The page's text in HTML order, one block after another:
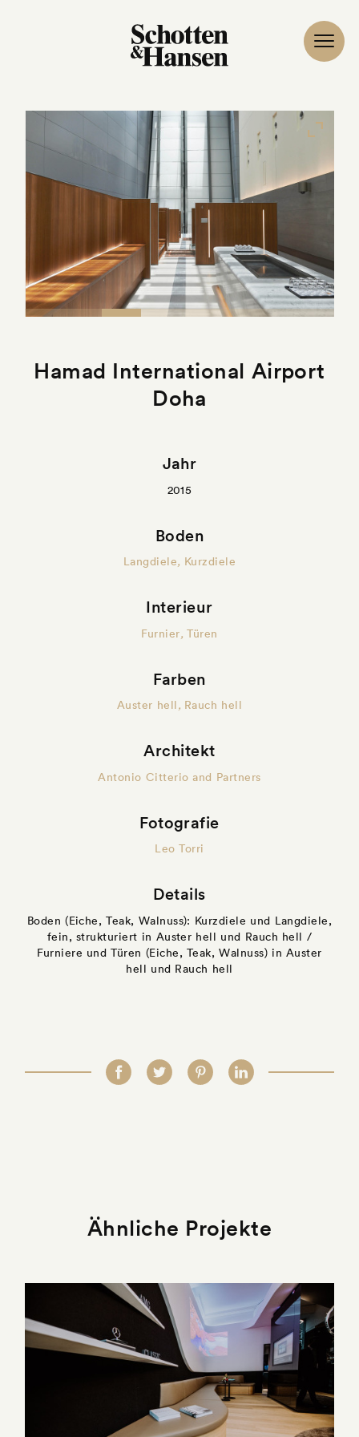
Hamad International Airport
Doha
Jahr
2015
Boden
Langdiele, Kurzdiele
Interieur
Furnier,Türen
Farben
Auster hell, Rauch hell
Architekt
Antonio Citterio and Partners
Fotografie
Leo Torri
Details
Boden (Eiche, Teak, Walnuss): Kurzdiele und Langdiele,
fein, strukturiert in Auster hell und Rauch hell /
Furniere und Türen (Eiche, Teak, Walnuss) in Auster
hell und Rauch hell
Ähnliche Projekte